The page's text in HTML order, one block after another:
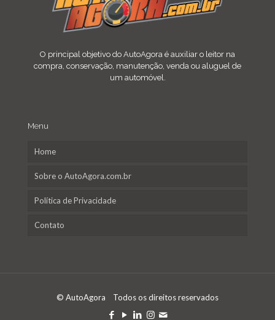
O principal objetivo do AutoAgora é auxiliar o leitor na
compra, conservação, manutenção, venda ou aluguel de
um automóvel.
Menu
Home
Sobre o AutoAgora.com.br
Política de Privacidade
Contato
© AutoAgora Todos os direitos reservados